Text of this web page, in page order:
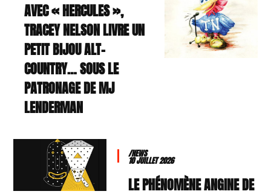
AVEC « HERCULES »,
TRACEY NELSON LIVRE UN
PETIT BIJOU ALT-
COUNTRY… SOUS LE
PATRONAGE DE MJ
LENDERMAN
/NEWS
10 JUILLET 2026
LE PHÉNOMÈNE ANGINE DE